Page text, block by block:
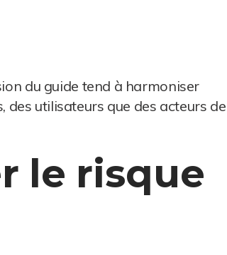
du guide tend à harmoniser
des utilisateurs que des acteurs de
le risque